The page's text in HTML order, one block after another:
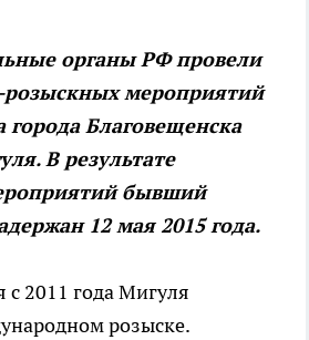
органы РФ провели
розыскных мероприятий
города Благовещенска
В результате
бывший
12 мая 2015 года.
2011 года Мигуля
розыске.